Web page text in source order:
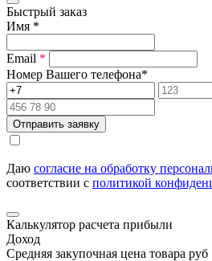
Быстрый заказ
Имя *
Email *
Номер Вашего телефона*
Отправить заявку
Даю согласие на обработку
соответствии с политикой
Калькулятор расчета прибыли
Доход
Средняя закупочная цена товара руб